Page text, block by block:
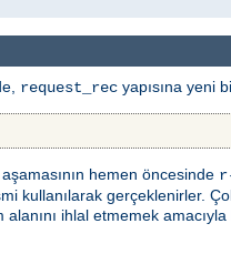
request_rec yapısına yeni
aşamasının hemen öncesinde
kullanılarak gerçeklenirler.
ihlal etmemek